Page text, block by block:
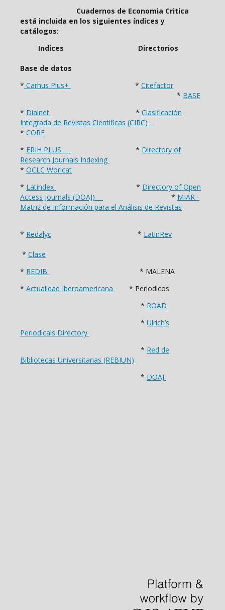
Cuadernos de Economia Critica
está incluida en los siguientes índices y
catálogos:
Indices Directorios
Base de datos
* Carhus Plus+ * Citefactor
* BASE
* Dialnet * Clasificación
Integrada de Revistas Científicas (CIRC)
* CORE
* ERIH PLUS * Directory of
Research Journals Indexing
* OCLC Worlcat
* Latindex * Directory of Open
Access Journals (DOAJ)
* MIAR -
Matriz de Información para el Análisis de Revistas
* Redalyc * LatinRev
* Clase
* REDIB
* MALENA
* Actualidad Iberoamericana
* Periodicos
* ROAD
* Ulrich’s
Periodicals Directory
* Red de
Bibliotecas Universitarias (REBIUN)
* DOAJ